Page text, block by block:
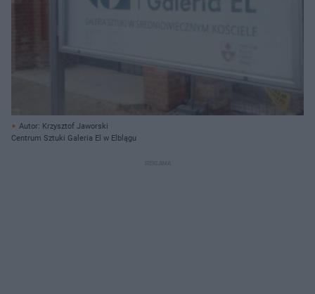
Autor: Krzysztof Jaworski
Centrum Sztuki Galeria El w Elblągu